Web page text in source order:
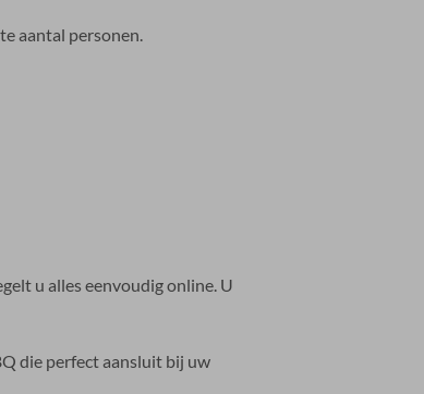
aantal personen.
u alles eenvoudig online. U
die perfect aansluit bij uw